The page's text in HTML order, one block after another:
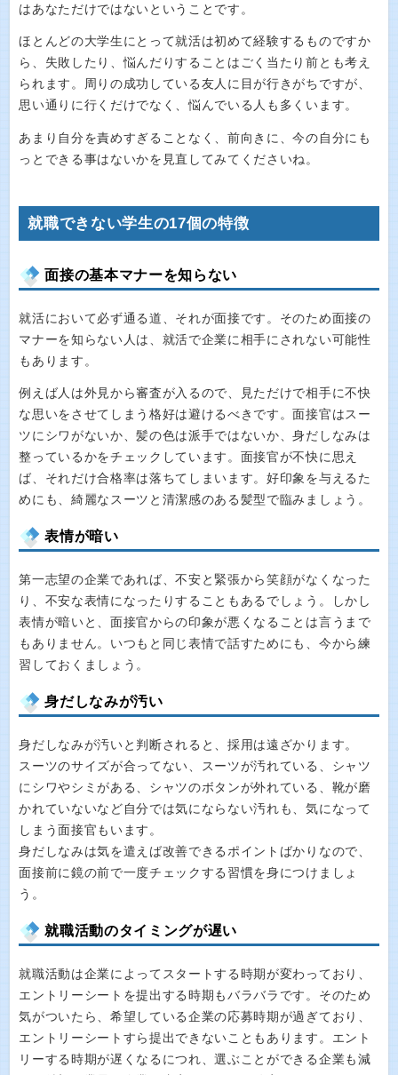
はあなただけではないということです。
ほとんどの大学生にとって就活は初めて経験するものですか
ら、失敗したり、悩んだりすることはごく当たり前とも考え
られます。周りの成功している友人に目が行きがちですが、
思い通りに行くだけでなく、悩んでいる人も多くいます。
あまり自分を責めすぎることなく、前向きに、今の自分にも
っとできる事はないかを見直してみてくださいね。
就職できない学生の17個の特徴
面接の基本マナーを知らない
就活において必ず通る道、それが面接です。そのため面接の
マナーを知らない人は、就活で企業に相手にされない可能性
もあります。
例えば人は外見から審査が入るので、見ただけで相手に不快
な思いをさせてしまう格好は避けるべきです。面接官はスー
ツにシワがないか、髪の色は派手ではないか、身だしなみは
整っているかをチェックしています。面接官が不快に思え
ば、それだけ合格率は落ちてしまいます。好印象を与えるた
めにも、綺麗なスーツと清潔感のある髪型で臨みましょう。
表情が暗い
第一志望の企業であれば、不安と緊張から笑顔がなくなった
り、不安な表情になったりすることもあるでしょう。しかし
表情が暗いと、面接官からの印象が悪くなることは言うまで
もありません。いつもと同じ表情で話すためにも、今から練
習しておくましょう。
身だしなみが汚い
身だしなみが汚いと判断されると、採用は遠ざかります。
スーツのサイズが合ってない、スーツが汚れている、シャツ
にシワやシミがある、シャツのボタンが外れている、靴が磨
かれていないなど自分では気にならない汚れも、気になって
しまう面接官もいます。
身だしなみは気を遣えば改善できるポイントばかりなので、
面接前に鏡の前で一度チェックする習慣を身につけましょ
う。
就職活動のタイミングが遅い
就職活動は企業によってスタートする時期が変わっており、
エントリーシートを提出する時期もバラバラです。そのため
気がついたら、希望している企業の応募時期が過ぎており、
エントリーシートすら提出できないこともあります。エント
リーする時期が遅くなるにつれ、選ぶことができる企業も減